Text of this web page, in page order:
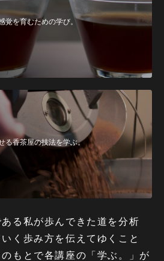
覚を育むための学び。
る香茶屋の技法を学ぶ。
る私が歩んできた道を分析
く歩み方を伝えてゆくこと
もとで各講座の「学ぶ。」が